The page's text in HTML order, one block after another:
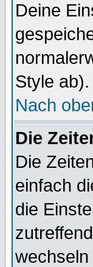
Deine
Style
Nach
Die
Die
einfach
die